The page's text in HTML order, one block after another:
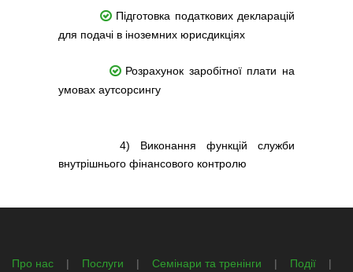
Підготовка податкових декларацій
для подачі в іноземних юрисдикціях
Розрахунок заробітної плати на
умовах аутсорсингу
4) Виконання функцій служби
внутрішнього фінансового контролю
Про нас | Послуги | Семінари та тренінги | Події
|